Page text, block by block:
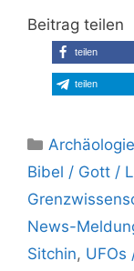
Beitrag teilen
teilen
teilen
Kategorien
Bibel / Gott /
News-
Sitchin, UFOs